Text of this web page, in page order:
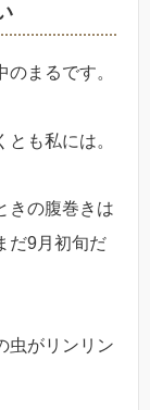
まるです。
も私には。
きの腹巻きは
だ9月初旬だ
虫がリンリン